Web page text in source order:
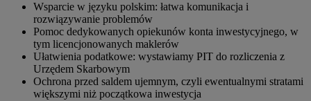
Wsparcie w języku polskim: łatwa komunikacja i
rozwiązywanie problemów
Pomoc dedykowanych opiekunów konta inwestycyjnego, w
tym licencjonowanych maklerów
Ułatwienia podatkowe: wystawiamy PIT do rozliczenia z
Urzędem Skarbowym
Ochrona przed saldem ujemnym, czyli ewentualnymi stratami
większymi niż początkowa inwestycja